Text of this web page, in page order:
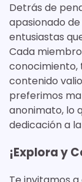
Detrás de
apasionado
entusiastas
Cada
conocimiento,
contenido
preferimos
anonimato, lo
dedicación a
¡Explora y